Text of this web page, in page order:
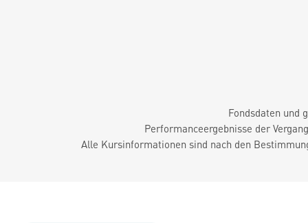
Fondsdaten und
Performanceergebnisse der
Alle Kursinformationen sind nach den